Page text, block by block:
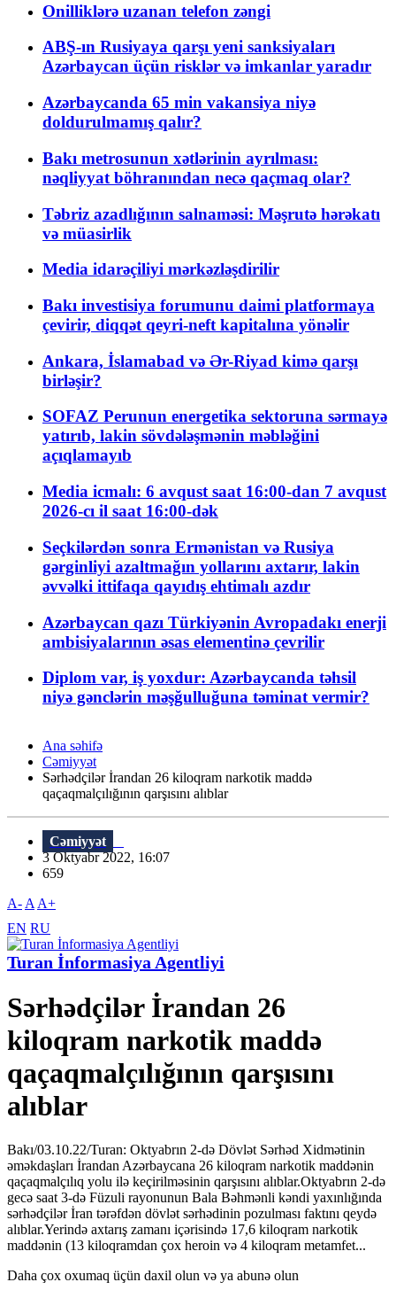
Onilliklərə uzanan telefon zəngi
ABŞ-ın Rusiyaya qarşı yeni sanksiyaları
Azərbaycan üçün risklər və imkanlar yaradır
Azərbaycanda 65 min vakansiya niyə
doldurulmamış qalır?
Bakı metrosunun xətlərinin ayrılması:
nəqliyyat böhranından necə qaçmaq olar?
Təbriz azadlığının salnaməsi: Məşrutə hərəkatı
və müasirlik
Media idarəçiliyi mərkəzləşdirilir
Bakı investisiya forumunu daimi platformaya
çevirir, diqqət qeyri-neft kapitalına yönəlir
Ankara, İslamabad və Ər-Riyad kimə qarşı
birləşir?
SOFAZ Perunun energetika sektoruna sərmayə
yatırıb, lakin sövdələşmənin məbləğini
açıqlamayıb
Media icmalı: 6 avqust saat 16:00-dan 7 avqust
2026-cı il saat 16:00-dək
Seçkilərdən sonra Ermənistan və Rusiya
gərginliyi azaltmağın yollarını axtarır, lakin
əvvəlki ittifaqa qayıdış ehtimalı azdır
Azərbaycan qazı Türkiyənin Avropadakı enerji
ambisiyalarının əsas elementinə çevrilir
Diplom var, iş yoxdur: Azərbaycanda təhsil
niyə gənclərin məşğulluğuna təminat vermir?
Ana səhifə
Cəmiyyət
Sərhədçilər İrandan 26 kiloqram narkotik maddə
qaçaqmalçılığının qarşısını alıblar
Cəmiyyət
3 Oktyabr 2022, 16:07
659
A- A A+
EN RU
Turan İnformasiya Agentliyi
Sərhədçilər İrandan 26
kiloqram narkotik maddə
qaçaqmalçılığının qarşısını
alıblar
Bakı/03.10.22/Turan: Oktyabrın 2-də Dövlət Sərhəd Xidmətinin
əməkdaşları İrandan Azərbaycana 26 kiloqram narkotik maddənin
qaçaqmalçılıq yolu ilə keçirilməsinin qarşısını alıblar.Oktyabrın 2-də
gecə saat 3-də Füzuli rayonunun Bala Bəhmənli kəndi yaxınlığında
sərhədçilər İran tərəfdən dövlət sərhədinin pozulması faktını qeydə
alıblar.Yerində axtarış zamanı içərisində 17,6 kiloqram narkotik
maddənin (13 kiloqramdan çox heroin və 4 kiloqram metamfet...
Daha çox oxumaq üçün daxil olun və ya abunə olun